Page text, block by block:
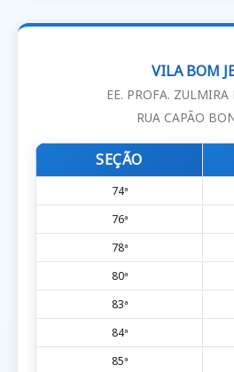
VILA BOM
EE. PROFA. ZULMIRA
RUA CAPÃO
SEÇÃO
74ª
76ª
78ª
80ª
83ª
84ª
85ª